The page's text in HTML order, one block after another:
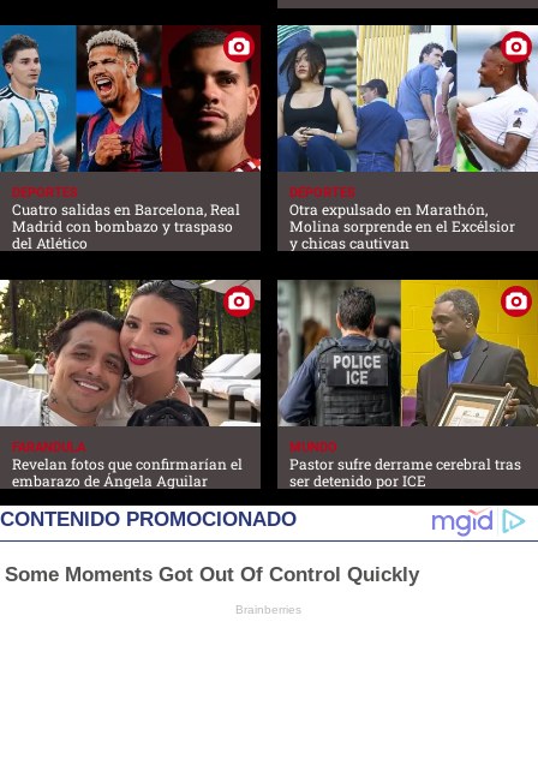
DEPORTES
Cuatro salidas en Barcelona, Real
Madrid con bombazo y traspaso
del Atlético
DEPORTES
Otra expulsado en Marathón,
Molina sorprende en el Excélsior
y chicas cautivan
FARANDULA
Revelan fotos que confirmarían el
embarazo de Ángela Aguilar
MUNDO
Pastor sufre derrame cerebral tras
ser detenido por ICE
CONTENIDO PROMOCIONADO
Some Moments Got Out Of Control Quickly
Brainberries